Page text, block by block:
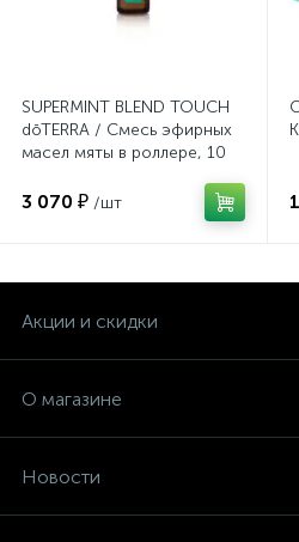
SUPERMINT BLEND TOUCH
dōTERRA / Смесь эфирных
масел мяты в роллере, 10
3 070 ₽ /шт
Акции и скидки
О магазине
Новости